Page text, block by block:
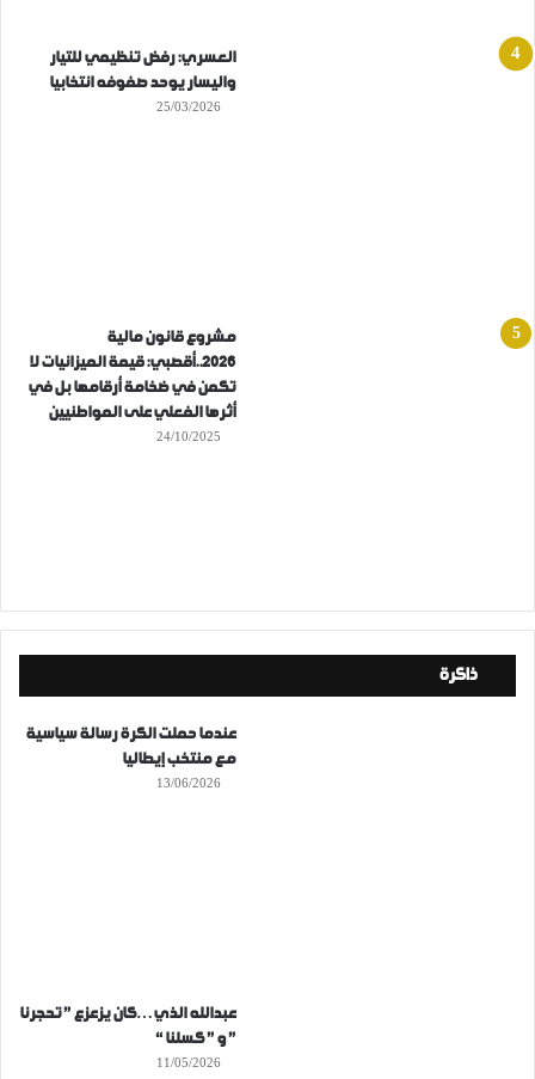
العسري: رفض تنظيمي للتيار
واليسار يوحد صفوفه انتخابيا
25/03/2026
مشروع قانون مالية
2026..أقصبي: قيمة الميزانيات لا
تكمن في ضخامة أرقامها بل في
أثرها الفعلي على المواطنيين
24/10/2025
ذاكرة
عندما حملت الكرة رسالة سياسية
مع منتخب إيطاليا
13/06/2026
عبدالله الذي…كان يزعزع ” تحجرنا
” و ” كسلنا “
11/05/2026